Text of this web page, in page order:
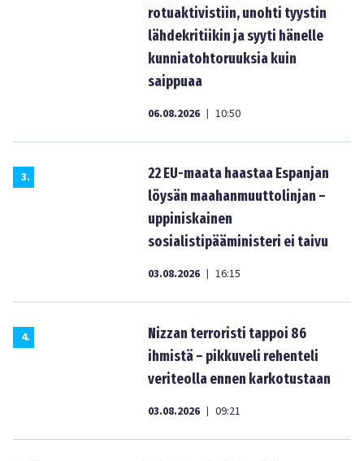
rotuaktivistiin, unohti tyystin
lähdekritiikin ja syyti hänelle
kunniatohtoruuksia kuin
saippuaa
06.08.2026 | 10:50
3.
22 EU-maata haastaa Espanjan
löysän maahanmuuttolinjan –
uppiniskainen
sosialistipääministeri ei taivu
03.08.2026 | 16:15
4.
Nizzan terroristi tappoi 86
ihmistä – pikkuveli rehenteli
veriteolla ennen karkotustaan
03.08.2026 | 09:21